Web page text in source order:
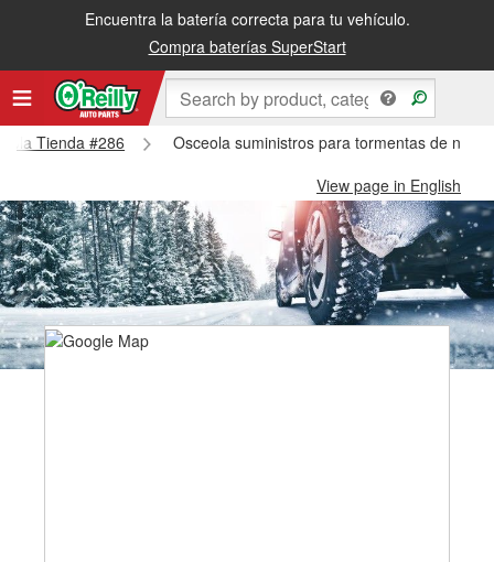
Encuentra la batería correcta para tu vehículo.
Compra baterías SuperStart
Tienda #286
Osceola suministros para tormentas de
View page in English